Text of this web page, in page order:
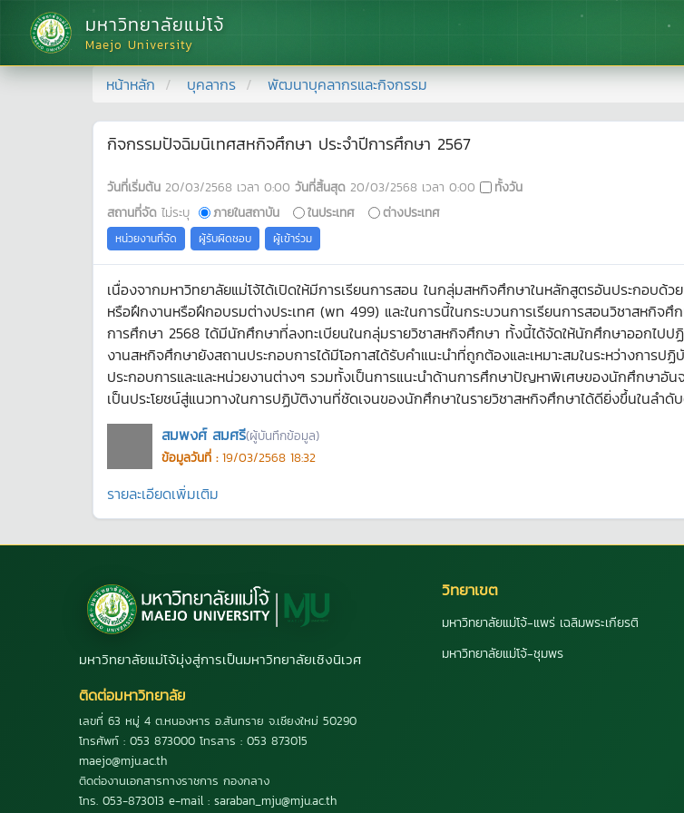
มหาวิทยาลัยแม่โจ้
Maejo University
หน้าหลัก บุคลากร พัฒนาบุคลากรและกิจกรรม
กิจกรรมปัจฉิมนิเทศสหกิจศึกษา ประจำปีการศึกษา 2567
วันที่เริ่มต้น 20/03/2568 เวลา 0:00 วันที่สิ้นสุด 20/03/2568 เวลา 0:00
ทั้งวัน
สถานที่จัด ไม่ระบุ ภายในสถาบัน ในประเทศ ต่างประเทศ
หน่วยงานที่จัด ผู้รับผิดชอบ ผู้เข้าร่วม
เนื่องจากมหาวิทยาลัยแม่โจ้ได้เปิดให้มีการเรียนการสอน ในกลุ่มสหกิจศึกษาในหลักสูตรอันประกอบ
หรือฝึกงานหรือฝึกอบรมต่างประเทศ (พท 499) และในการนี้ในกระบวนการเรียนการสอนวิชาสห
การศึกษา 2568 ได้มีนักศึกษาที่ลงทะเบียนในกลุ่มรายวิชาสหกิจศึกษา ทั้งนี้ได้จัดให้นักศึกษาออกไป
งานสหกิจศึกษายังสถานประกอบการได้มีโอกาสได้รับคำแนะนำที่ถูกต้องและเหมาะสมในระหว่างกา
ประกอบการและและหน่วยงานต่างๆ รวมทั้งเป็นการแนะนำด้านการศึกษาปัญหาพิเศษของนักศึกษา
เป็นประโยชน์สู่แนวทางในการปฏิบัติงานที่ชัดเจนของนักศึกษาในรายวิชาสหกิจศึกษาได้ดียิ่งขึ้นในลำดั
สมพงศ์ สมศรี(ผู้บันทึกข้อมูล)
ข้อมูลวันที่ : 19/03/2568 18:32
รายละเอียดเพิ่มเติม
มหาวิทยาลัยแม่โจ้มุ่งสู่การเป็นมหาวิทยาลัยเชิงนิเวศ
ติดต่อมหาวิทยาลัย
เลขที่ 63 หมู่ 4 ต.หนองหาร อ.สันทราย จ.เชียงใหม่ 50290
โทรศัพท์ : 053 873000 โทรสาร : 053 873015
maejo@mju.ac.th
ติดต่องานเอกสารทางราชการ กองกลาง
โทร. 053-873013 e-mail : saraban_mju@mju.ac.th
วิทยาเขต
มหาวิทยาลัยแม่โจ้-แพร่ เฉลิมพระเกียรติ
มหาวิทยาลัยแม่โจ้-ชุมพร